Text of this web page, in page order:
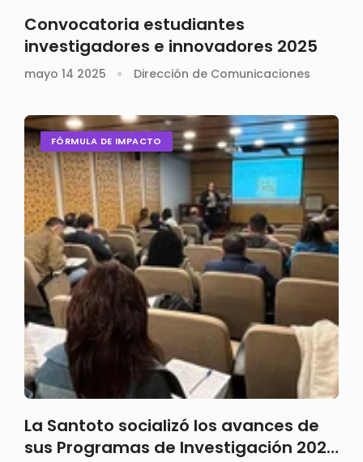
Convocatoria estudiantes
investigadores e innovadores 2025
mayo 14 2025 Dirección de Comunicaciones
FÓRMULA DE IMPACTO
La Santoto socializó los avances de
sus Programas de Investigación 2024